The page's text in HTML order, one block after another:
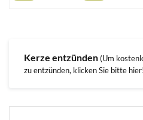
Kerze entzünden (Um
zu entzünden, klicken Sie bitte